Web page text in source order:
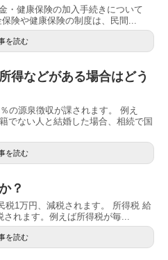
健康保険の加入手続きについて
険や健康保険の制度は、民間...
を読む
などがある場合はどう
の源泉徴収が課されます。 例え
でない人と結婚した場合、相続で国
を読む
？
1万円、減税されます。 所得税 給
れます。例えば所得税が毎...
を読む